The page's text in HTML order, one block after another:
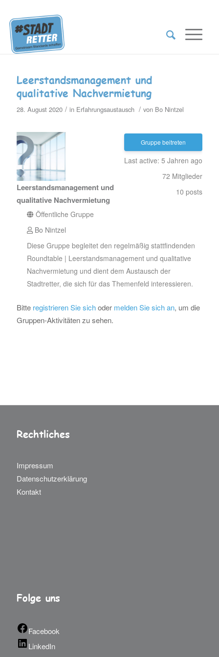
Leerstandsmanagement und
qualitative Nachvermietung
28. August 2020 / in Erfahrungsaustausch / von Bo Nintzel
Gruppe beitreten
Last active: 5 Jahren ago
72 Mitglieder
10 posts
Leerstandsmanagement und
qualitative Nachvermietung
Öffentliche Gruppe
Bo Nintzel
Diese Gruppe begleitet den regelmäßig stattfindenden
Roundtable | Leerstandsmanagement und qualitative
Nachvermietung und dient dem Austausch der
Stadtretter, die sich für das Themenfeld interessieren.
Bitte registrieren Sie sichoder melden Sie sich an, um die
Gruppen-Aktivitäten zu sehen.
Rechtliches
Impressum
Datenschutzerklärung
Kontakt
Folge uns
Facebook
LinkedIn